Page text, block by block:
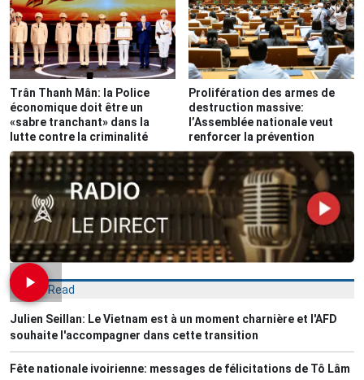
Trân Thanh Mân: la Police
économique doit être un
«sabre tranchant» dans la
lutte contre la criminalité
Prolifération des armes de
destruction massive:
l’Assemblée nationale veut
renforcer la prévention
Most Read
Julien Seillan: Le Vietnam est à un moment charnière et l'AFD
souhaite l'accompagner dans cette transition
Fête nationale ivoirienne: messages de félicitations de Tô Lâm